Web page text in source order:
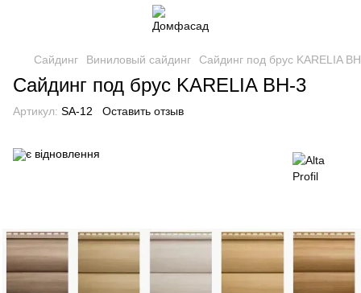
Сайдинг Виниловый сайдинг Сайдинг под брус KARELIA
Сайдинг под брус KARELIA ВН-3
Артикул: SA-12 Оставить отзыв